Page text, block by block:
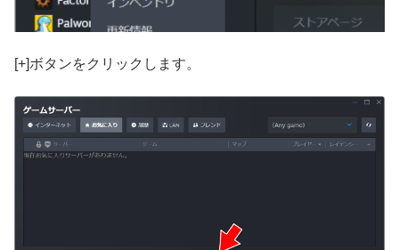
[+]ボタンをクリックします。